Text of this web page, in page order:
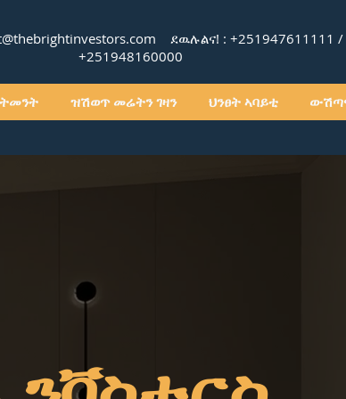
ደዉሉልና! : +251947611111 /
+251948160000
ዝሽወጥ መሬትን ገዛን ህንፀት ኣባይቲ